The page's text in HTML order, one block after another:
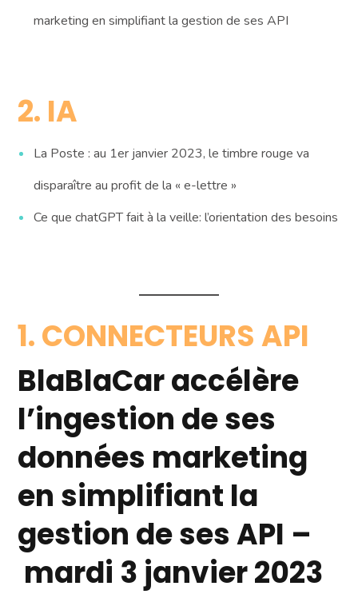
marketing en simplifiant la gestion de ses API
2. IA
La Poste : au 1er janvier 2023, le timbre rouge va
disparaître au profit de la « e-lettre »
Ce que chatGPT fait à la veille: l’orientation des besoins
1. CONNECTEURS API
BlaBlaCar accélère
l’ingestion de ses
données marketing
en simplifiant la
gestion de ses API –
mardi 3 janvier 2023